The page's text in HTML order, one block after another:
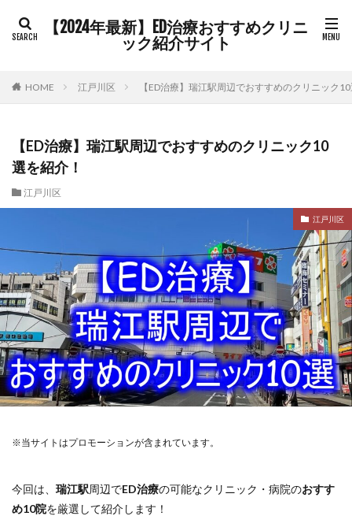
【2024年最新】ED治療おすすめクリニ
ック紹介サイト
HOME 江戸川区 【ED治療】瑞江駅周辺でおすすめのクリニック
【ED治療】瑞江駅周辺でおすすめのクリニック10
選を紹介！
江戸川区
江戸川区
※当サイトはプロモーションが含まれています。
今回は、 瑞江駅周辺でED治療の可能なクリニック・病院のおすす
め10院を厳選して紹介します！